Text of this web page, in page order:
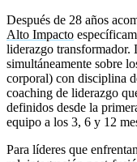
Después de 28 años
Alto Impacto
liderazgo transformador.
simultáneamente sobre
corporal) con disciplina
coaching de liderazgo
definidos desde la
equipo a los 3, 6 y 12
Para líderes que